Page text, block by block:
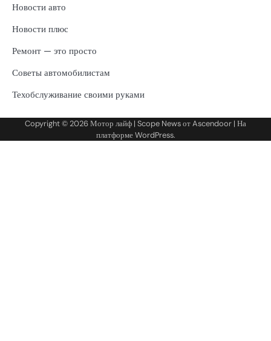
Новости авто
Новости плюс
Ремонт — это просто
Советы автомобилистам
Техобслуживание своими руками
Copyright © 2026Мотор лайф | Scope News отAscendoor | На
платформеWordPress.